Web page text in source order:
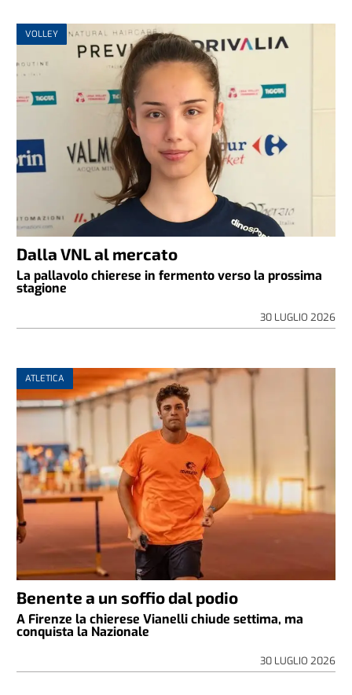
VOLLEY
Dalla VNL al mercato
La pallavolo chierese in fermento verso la prossima
stagione
30 LUGLIO 2026
ATLETICA
Benente a un soffio dal podio
A Firenze la chierese Vianelli chiude settima, ma
conquista la Nazionale
30 LUGLIO 2026